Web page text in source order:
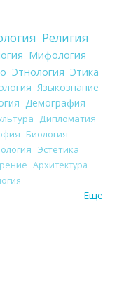
Религия
Мифология
Этнология Этика
Языкознание
Демография
Дипломатия
Биология
Эстетика
Архитектура
Еще